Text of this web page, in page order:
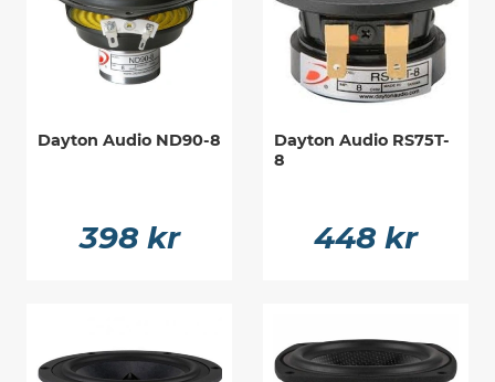
Dayton Audio ND90-8
398 kr
Dayton Audio RS75T-
8
448 kr